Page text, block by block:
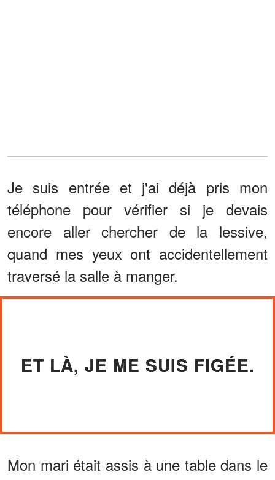
Je suis entrée et j'ai déjà pris mon
téléphone pour vérifier si je devais
encore aller chercher de la lessive,
quand mes yeux ont accidentellement
traversé la salle à manger.
ET LÀ, JE ME SUIS FIGÉE.
Mon mari était assis à une table dans le